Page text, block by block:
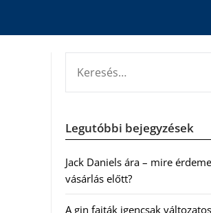
Legutóbbi bejegyzések
Jack Daniels ára – mire
vásárlás előtt?
A gin fajták igencsak